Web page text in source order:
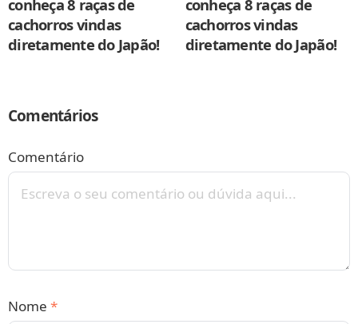
conheça 8 raças de
cachorros vindas
diretamente do Japão!
conheça 8 raças de
cachorros vindas
diretamente do Japão!
Comentários
Comentário
Nome *